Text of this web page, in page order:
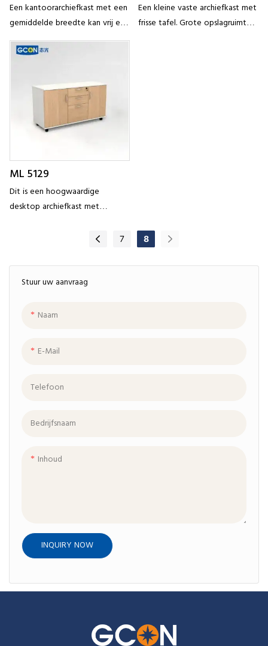
Stuur uw aanvraag
Naam
E-Mail
Telefoon
Bedrijfsnaam
Inhoud
INQUIRY NOW
Een kantoorarchiefkast met een
gemiddelde breedte kan vrij en
vrij worden geplaatst. Stabiliteit
is het meest voor de hand
kast. Of het
Een kleine vaste archiefkast met
frisse tafel. Grote opslagruimte,
ML 5129
Dit is een hoogwaardige
desktop archiefkast met
slijtvast en krasbestendig. De
7 8